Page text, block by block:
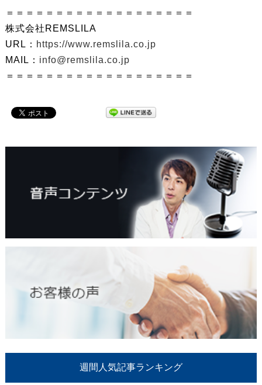
＝＝＝＝＝＝＝＝＝＝＝＝＝＝＝＝＝＝＝
株式会社REMSLILA
URL： https://www.remslila.co.jp
MAIL： info@remslila.co.jp
＝＝＝＝＝＝＝＝＝＝＝＝＝＝＝＝＝＝＝
週間人気記事ランキング